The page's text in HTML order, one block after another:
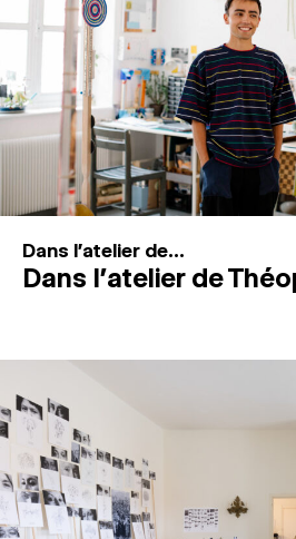
ESPACES DE PRATIQUE
Recherche
Connexion
Dans l'atelier de...
Dans l’atelier de